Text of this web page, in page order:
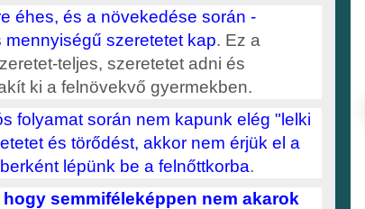
éhes, és a növekedése során -
szeretetet kap. Ez a
teljes, szeretetet adni és
ki a felnövekvő gyermekben.
folyamat során nem kapunk elég "lelki
és törődést, akkor nem érjük el a
lépünk be a felnőttkorba.
semmiféleképpen nem akarok